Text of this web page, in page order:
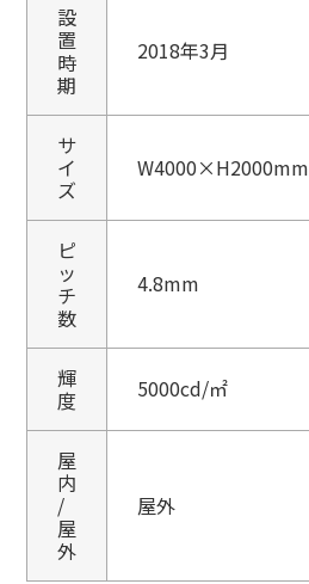
設
置
時
期
2018年3月
サ
イ
ズ
W4000×H2000mm
ピ
ッ
チ
数
4.8mm
輝
度 5000cd/㎡
屋
内
/
屋
外
屋外